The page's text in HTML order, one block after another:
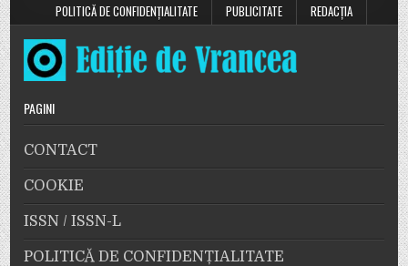
POLITICĂ DE CONFIDENȚIALITATE
PUBLICITATE REDACȚIA
PAGINI
CONTACT
COOKIE
ISSN / ISSN-L
POLITICĂ DE CONFIDENȚIALITATE